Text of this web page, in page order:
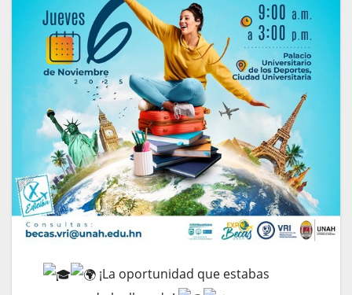
¡La oportunidad que estabas